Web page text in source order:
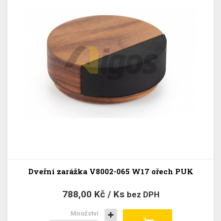
Dveřní zarážka V8002-065 W17 ořech PUK
788,00 Kč / Ks bez DPH
Množství